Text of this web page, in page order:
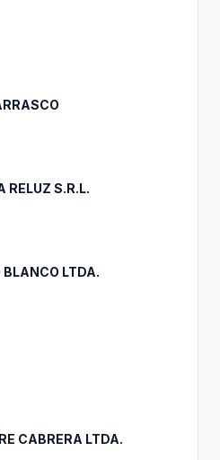
RELUZ S.R.L.
BLANCO LTDA.
CABRERA LTDA.